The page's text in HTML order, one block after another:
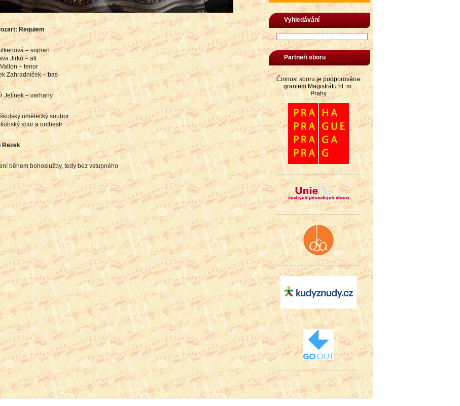
Requiem
– sopran
Jirků – alt
– tenor
Zahradníček – bas
Jelínek – varhany
umělecký soubor
sbor a orchestr
Rezek
během bohoslužby, tedy bez vstupného
Vyhledávání
Partneři sboru
Činnost sboru je podporována
grantem Magistrátu hl. m.
Prahy